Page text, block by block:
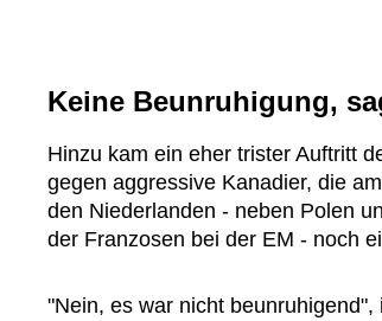
Keine Beunruhigung,
Hinzu kam ein eher trister Auftritt
gegen aggressive Kanadier, die
den Niederlanden - neben Polen
der Franzosen bei der EM - noch
"Nein, es war nicht